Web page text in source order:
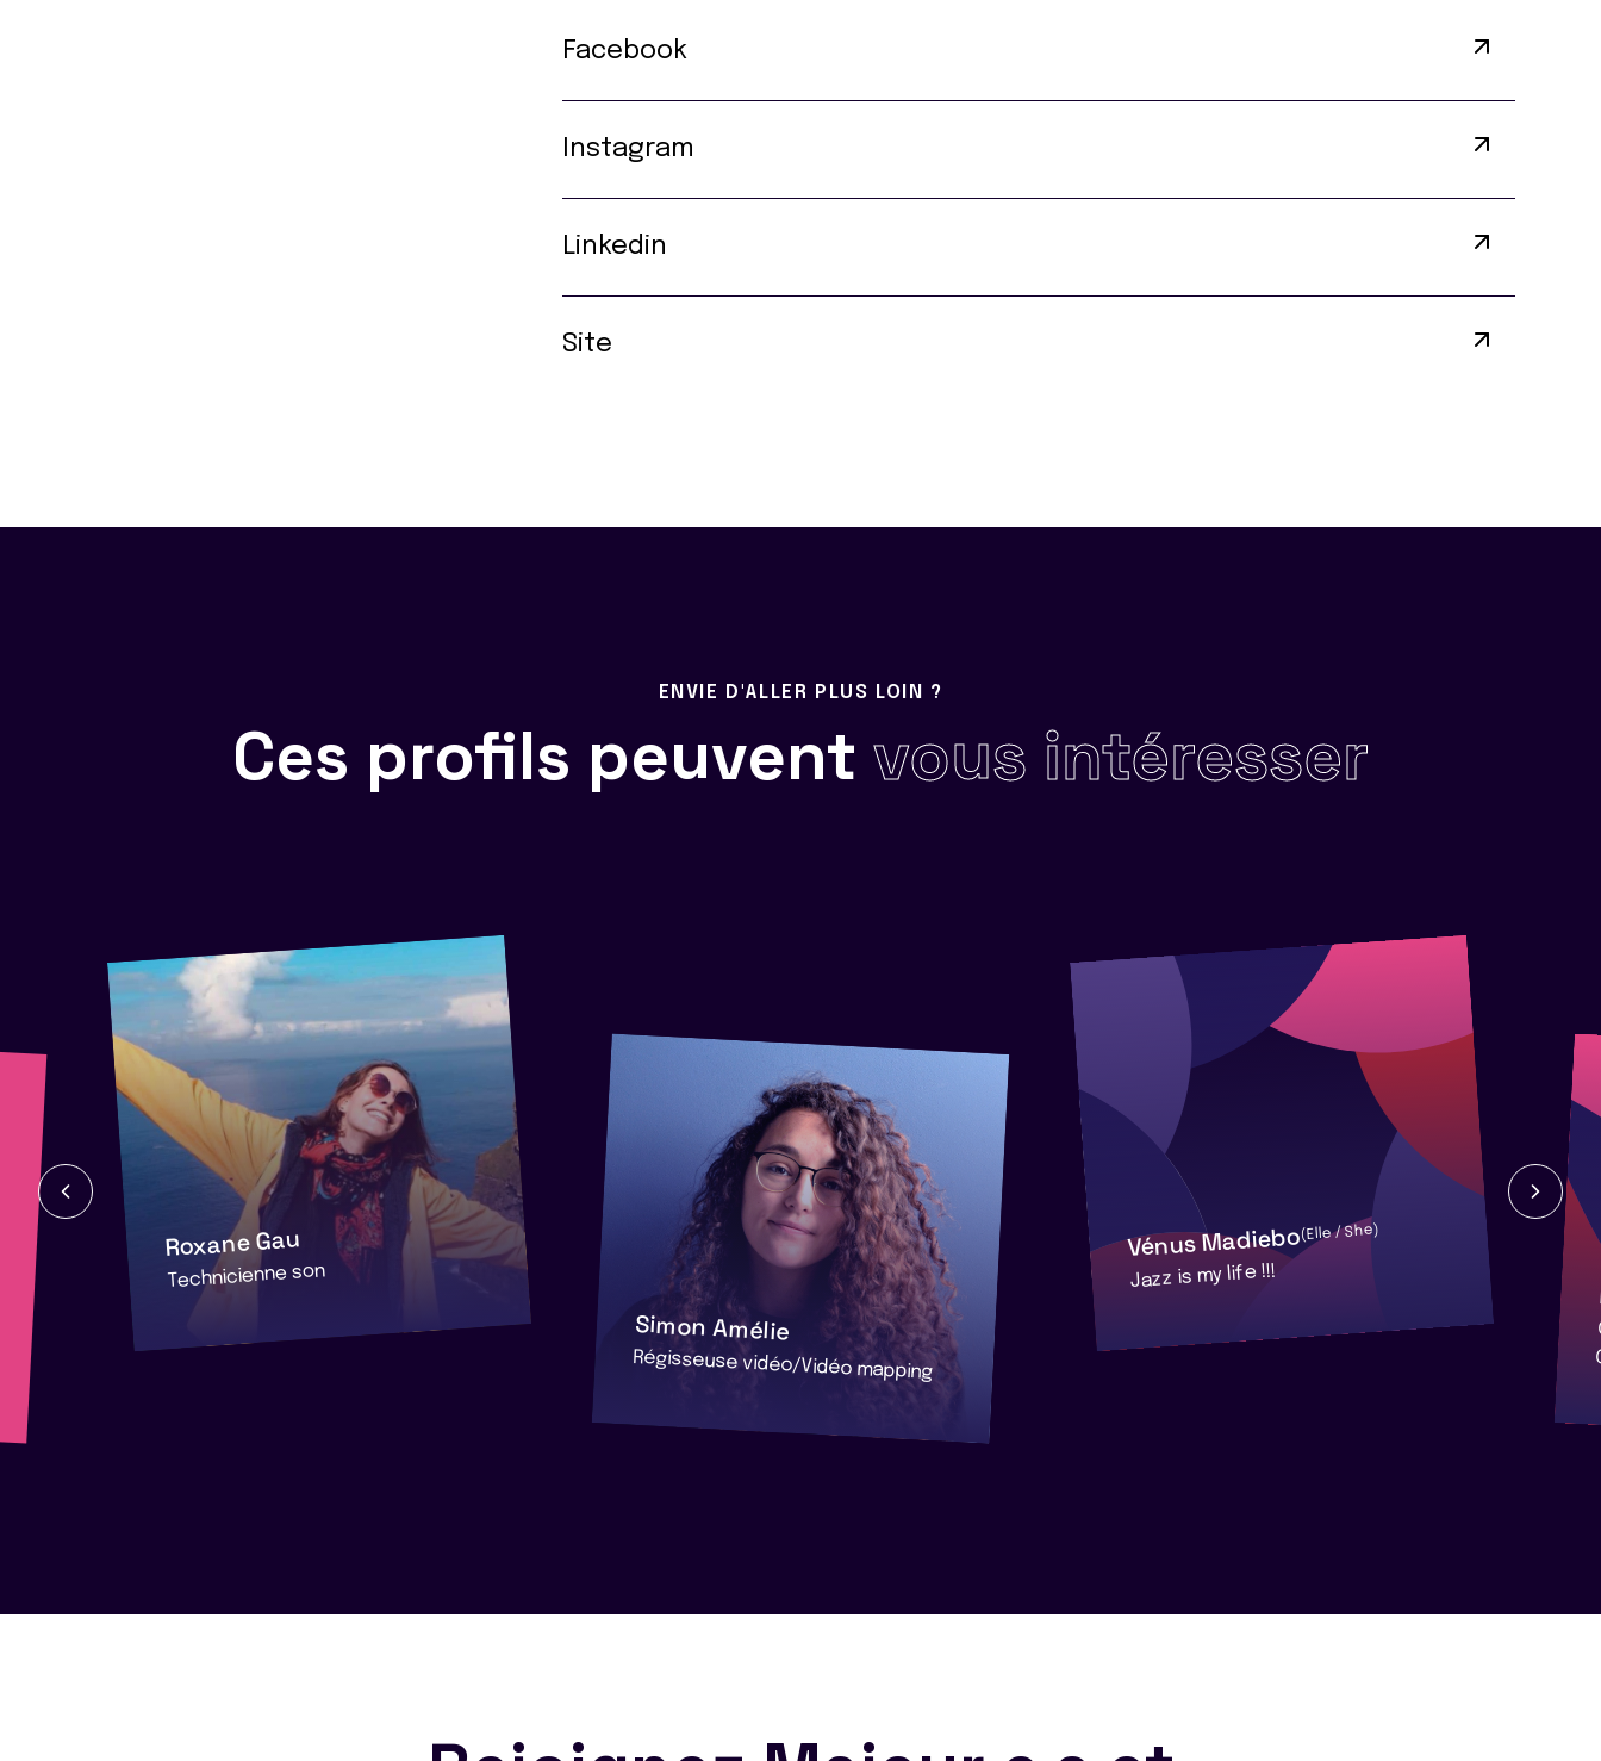
Facebook
Instagram
Linkedin
Site
ENVIE D'ALLER PLUS LOIN ?
Ces profils peuvent vous intéresser
Roxane Gau
Technicienne son
Simon Amélie
Régisseuse vidéo/Vidéo mapping
Vénus Madiebo(Elle / She)
Jazz is my life !!!